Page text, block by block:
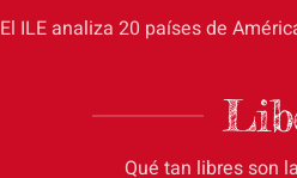
El ILE analiza 20 países de
Qué tan libres son